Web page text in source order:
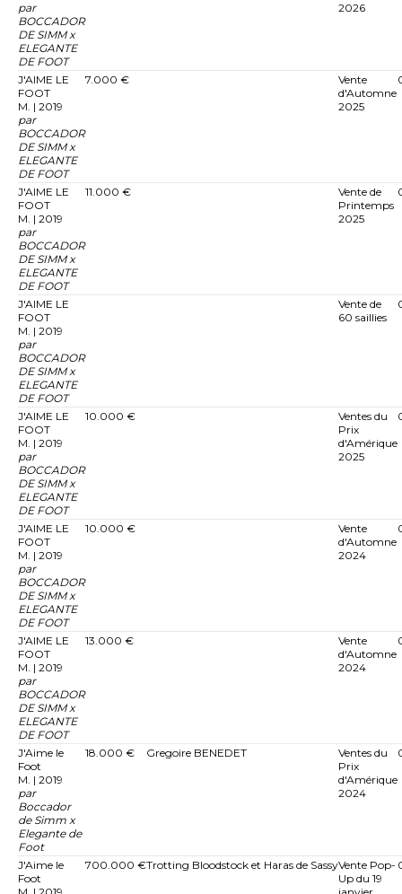
par
BOCCADOR
DE SIMM x
ELEGANTE
DE FOOT
2026
J'AIME LE
FOOT
M. | 2019
par
BOCCADOR
DE SIMM x
ELEGANTE
DE FOOT
7.000 €
Vente
d'Automne
2025
J'AIME LE
FOOT
M. | 2019
par
BOCCADOR
DE SIMM x
ELEGANTE
DE FOOT
11.000 €
Vente de
Printemps
2025
J'AIME LE
FOOT
M. | 2019
par
BOCCADOR
DE SIMM x
ELEGANTE
DE FOOT
Vente de
60 saillies
J'AIME LE
FOOT
M. | 2019
par
BOCCADOR
DE SIMM x
ELEGANTE
DE FOOT
10.000 €
Ventes du
Prix
d'Amérique
2025
J'AIME LE
FOOT
M. | 2019
par
BOCCADOR
DE SIMM x
ELEGANTE
DE FOOT
10.000 €
Vente
d'Automne
2024
J'AIME LE
FOOT
M. | 2019
par
BOCCADOR
DE SIMM x
ELEGANTE
DE FOOT
13.000 €
Vente
d'Automne
2024
J'Aime le
Foot
M. | 2019
par
Boccador
de Simm x
Elegante de
Foot
18.000 € Gregoire BENEDET
Ventes du
Prix
d'Amérique
2024
J'Aime le
Foot
700.000 €Trotting Bloodstock et Haras de SassyVente Pop-
Up du 19